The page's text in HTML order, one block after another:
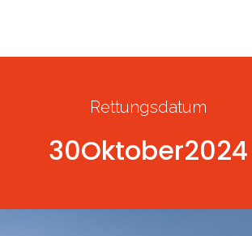
Rettungsdatum
30Oktober2024